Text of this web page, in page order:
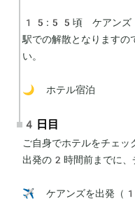
15:55頃　ケアンズ・
駅での解散となりますの
い。
🌙 ホテル宿泊
4日目
ご自身でホテルをチェッ
出発の2時間前までに、
✈️ ケアンズを出発